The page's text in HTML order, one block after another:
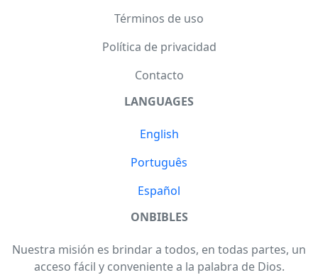
ONBIBLES
Nuestra misión es brindar a todos, en todas partes, un
acceso fácil y conveniente a la palabra de Dios.
Términos de uso
Política de privacidad
Contacto
LANGUAGES
English
Português
Español